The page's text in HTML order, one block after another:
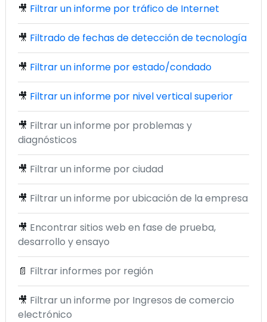
🎥 Filtrar un informe por tráfico de Internet
🎥 Filtrado de fechas de detección de tecnología
🎥 Filtrar un informe por estado/condado
🎥 Filtrar un informe por nivel vertical superior
🎥 Filtrar un informe por problemas y
diagnósticos
🎥 Filtrar un informe por ciudad
🎥 Filtrar un informe por ubicación de la empresa
🎥 Encontrar sitios web en fase de prueba,
desarrollo y ensayo
📄 Filtrar informes por región
🎥 Filtrar un informe por Ingresos de comercio
electrónico